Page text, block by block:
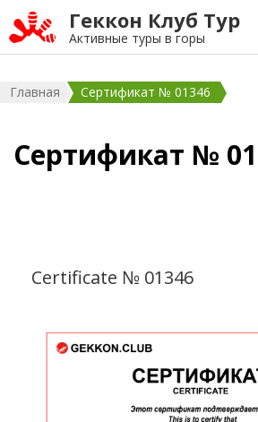
Геккон Клуб Тур
Активные туры в горы
Главная Сертификат № 01346
Сертификат №
Certificate № 01346